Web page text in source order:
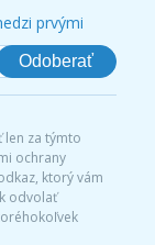
prvými
Odoberať
len za týmto
ochrany
ktorý vám
odvolať